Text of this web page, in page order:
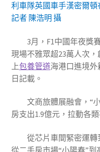
利車隊英國車手漢密爾
記者 陳浩明 攝
3月，F1中國年夜獎
現場不雅眾超23萬人次，
上包養管道海港口進境外
日記載。
文商旅體展融會，“
房支出1.9億元，拉動各類
從芯片車間緊密運轉
從二手房市場“小陽春”